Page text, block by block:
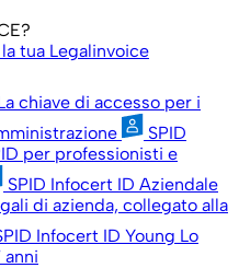
la tua Legalinvoice
chiave di accesso per i
SPID
per professionisti e
SPID Infocert ID Aziendale
di azienda, collegato alla
Infocert ID Young Lo
anni